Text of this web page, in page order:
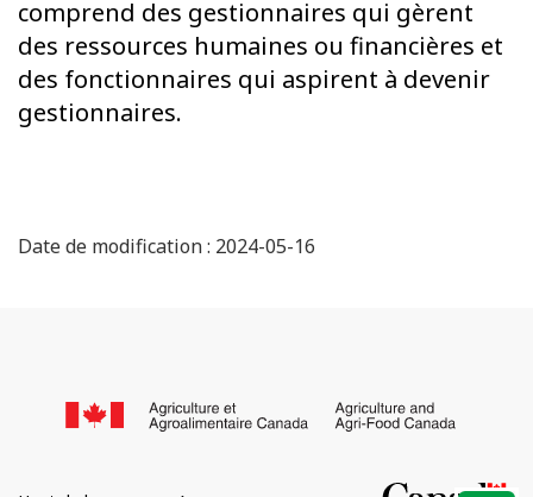
comprend des gestionnaires qui gèrent
des ressources humaines ou financières et
des fonctionnaires qui aspirent à devenir
gestionnaires.
Date de modification : 2024-05-16
sujet